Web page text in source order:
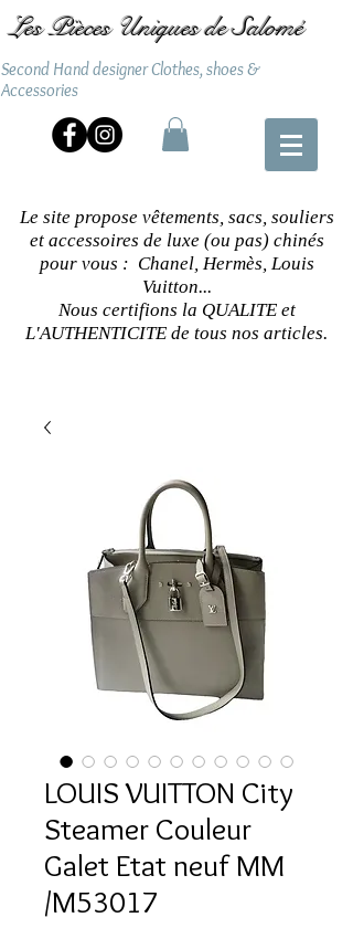
Les Pièces Uniques de Salomé
Second Hand designer Clothes, shoes &
Accessories
Le site propose vêtements, sacs, souliers
et accessoires de luxe (ou pas) chinés
pour vous : Chanel, Hermès, Louis
Vuitton...
Nous certifions la QUALITE et
L'AUTHENTICITE de tous nos articles.
LOUIS VUITTON City
Steamer Couleur
Galet Etat neuf MM
/M53017